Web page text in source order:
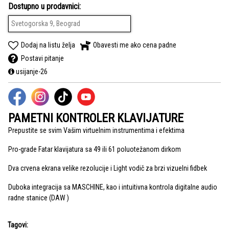
Dostupno u prodavnici:
Svetogorska 9, Beograd
Dodaj na listu želja
Obavesti me ako cena padne
Postavi pitanje
usijanje-26
PAMETNI KONTROLER KLAVIJATURE
Prepustite se svim Vašim virtuelnim instrumentima i efektima
Pro-grade Fatar klavijatura sa 49 ili 61 poluotežanom dirkom
Dva crvena ekrana velike rezolucije i Light vodič za brzi vizuelni fidbek
Duboka integracija sa MASCHINE, kao i intuitivna kontrola digitalne audio
radne stanice (DAW )
Tagovi: